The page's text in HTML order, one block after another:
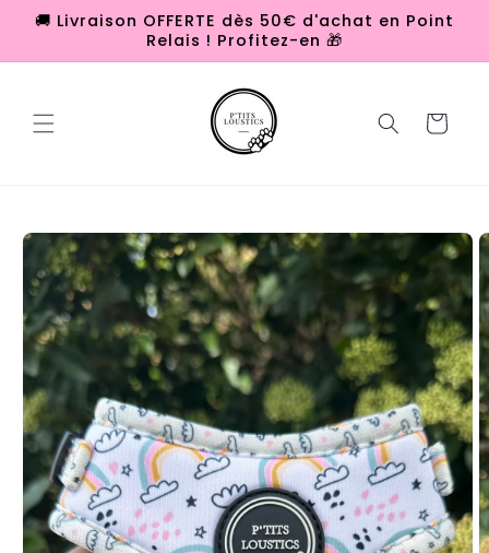
passer
contenu
🚚 Livraison OFFERTE dès 50€ d'achat en Point
Relais ! Profitez-en 🎁
Panier
informations
produits